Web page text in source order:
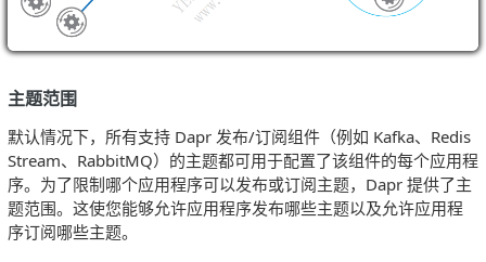
主题范围
默认情况下，所有支持 Dapr 发布/订阅组件（例如 Kafka、Redis
Stream、RabbitMQ）的主题都可用于配置了该组件的每个应用程
序。为了限制哪个应用程序可以发布或订阅主题，Dapr 提供了主
题范围。这使您能够允许应用程序发布哪些主题以及允许应用程
序订阅哪些主题。